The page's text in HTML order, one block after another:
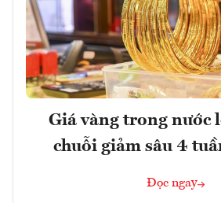
Giá vàng trong nước
chuỗi giảm sâu 4
Đọc ngay